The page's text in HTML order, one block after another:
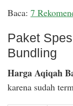
Baca: 7
Paket
Bundling
Harga Aqiqah
karena sudah